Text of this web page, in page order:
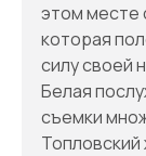
этом месте
которая
силу своей
Белая
съемки